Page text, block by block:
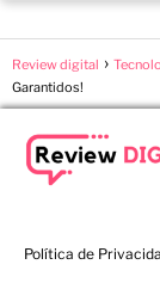
Review digital
Garantidos!
Política de